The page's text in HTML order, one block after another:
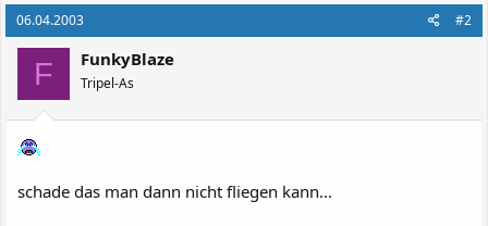
06.04.2003 #2
F FunkyBlaze
Tripel-As
schade das man dann nicht fliegen kann...